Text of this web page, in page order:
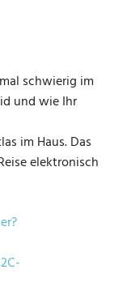
schwierig im
und wie Ihr
im Haus. Das
elektronisch